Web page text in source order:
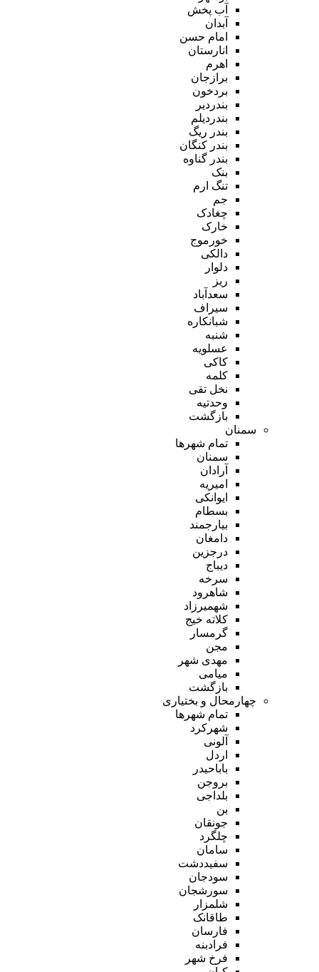
آب پخش
آبدان
امام حسن
انارستان
اهرم
برازجان
بردخون
بندردیر
بندردیلم
بندر ریگ
بندر کنگان
بندر گناوه
بنک
تنگ ارم
جم
چغادک
خارک
خورموج
دالکی
دلوار
ریز
سعدآباد
سیراف
شبانکاره
شنبه
عسلویه
کاکی
کلمه
نخل تقی
وحدتیه
بازگشت
سمنان
تمام شهر‌ها
سمنان
آرادان
امیریه
ایوانکی
بسطام
بیارجمند
دامغان
درجزین
دیباج
سرخه
شاهرود
شهمیرزاد
کلاته خیج
گرمسار
مجن
مهدی شهر
میامی
بازگشت
چهارمحال و بختیاری
تمام شهر‌ها
شهرکرد
آلونی
اردل
باباحیدر
بروجن
بلداجی
بن
جونقان
چلگرد
سامان
سفیددشت
سودجان
سورشجان
شلمزار
طاقانک
فارسان
فرادبنه
فرخ شهر